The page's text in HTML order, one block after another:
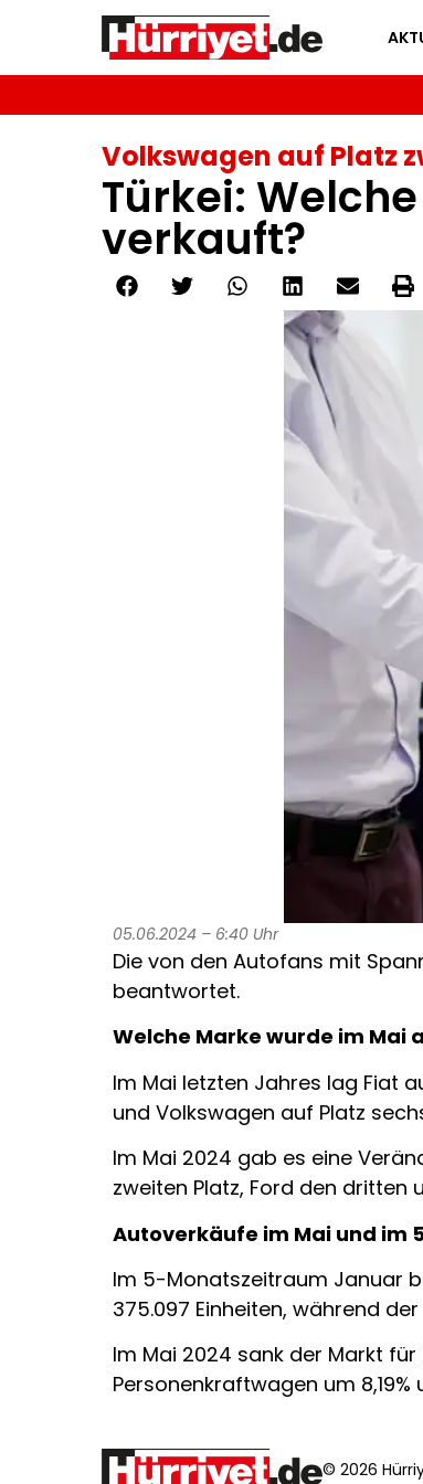
Volkswagen auf Platz
Türkei:
verkauft?
05.06.2024 – 6:40 Uhr
Die von den Autofans mit
beantwortet.
Welche Marke wurde im Mai
Im Mai letzten Jahres lag Fiat
und Volkswagen auf Platz
Im Mai 2024 gab es eine
zweiten Platz, Ford den dritten
Autoverkäufe im Mai und im
Im 5-Monatszeitraum Januar
375.097 Einheiten, während
Im Mai 2024 sank der Markt
Personenkraftwagen um
© 2026